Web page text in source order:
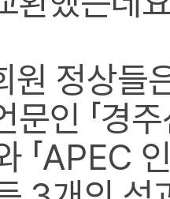
원 정상들
인 「경주
「APEC